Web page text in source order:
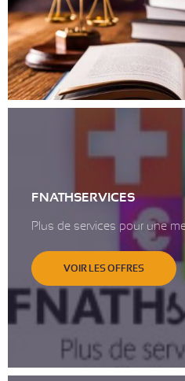
FNATHSERVICES
Plus de services pour une
VOIR LES OFFRES